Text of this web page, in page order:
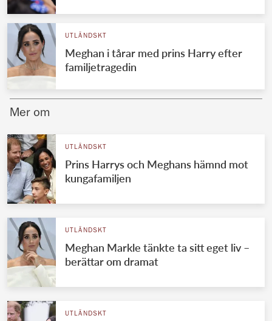
Japanska kejsarhuset
Thailändska kungahuset
Marockanska kungahuset
UTLÄNDSKT
Meghan i tårar med prins Harry efter
familjetragedin
Mer om
UTLÄNDSKT
Prins Harrys och Meghans hämnd mot
kungafamiljen
UTLÄNDSKT
Meghan Markle tänkte ta sitt eget liv –
berättar om dramat
UTLÄNDSKT